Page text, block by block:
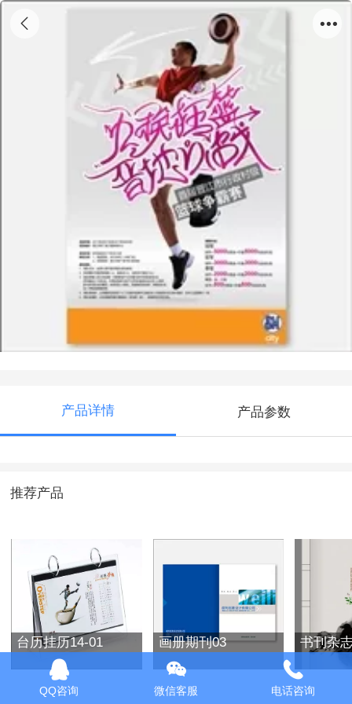
产品详情 产品参数
推荐产品
台历挂历14-01 画册期刊03 书刊杂
QQ咨询 微信客服 电话咨询